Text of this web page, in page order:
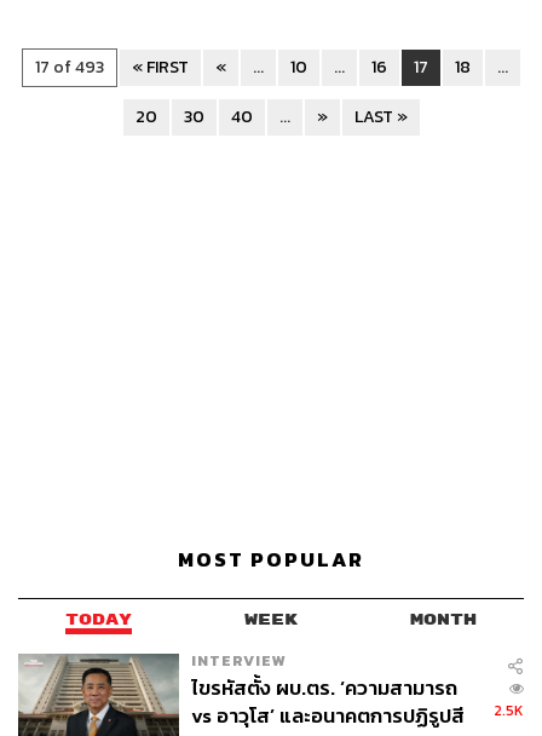
17 of 493 « FIRST « ... 10 ... 16 17 18
...
20
30 40 ... » LAST »
MOST POPULAR
TODAY WEEK MONTH
INTERVIEW
ไขรหัสตั้ง ผบ.ตร. ‘ความสามารถ
vs อาวุโส’ และอนาคตการปฏิรูปสี
2.5K